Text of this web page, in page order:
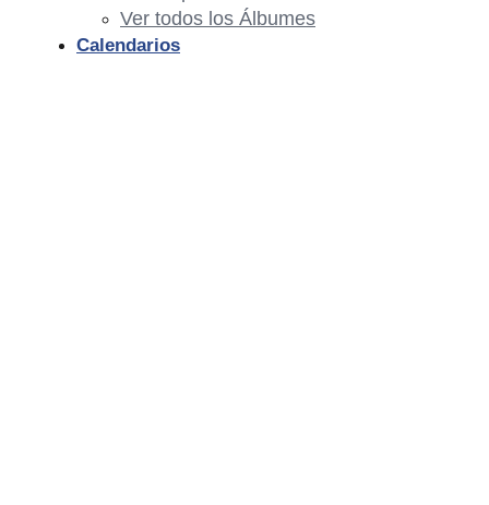
Ver todos los Álbumes
Calendarios